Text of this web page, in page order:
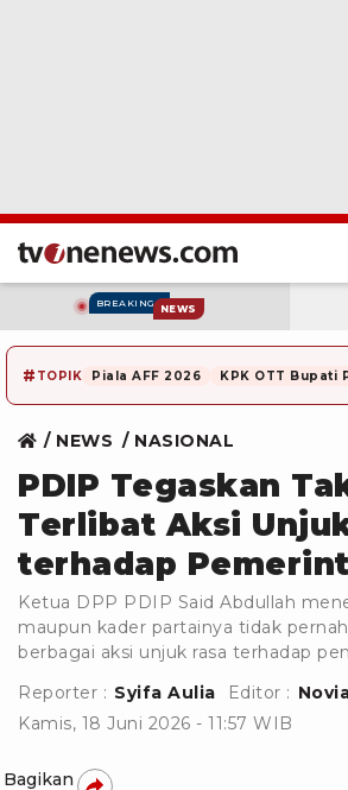
BREAKING NEWS
# TOPIK Piala AFF 2026 KPK OTT Bupati
NEWS NASIONAL
PDIP Tegaskan
Terlibat Aksi
terhadap
Ketua DPP PDIP Said Abdullah
maupun kader partainya tidak
berbagai aksi unjuk rasa terhadap
Reporter : Syifa Aulia Editor :
Kamis, 18 Juni 2026 - 11:57 WIB
Bagikan